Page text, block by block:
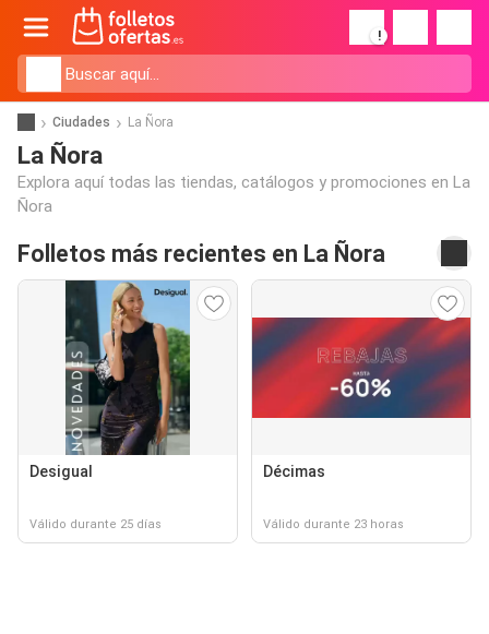
!
Ciudades La Ñora
La Ñora
Explora aquí todas las tiendas, catálogos y promociones en La
Ñora
Folletos más recientes en La Ñora
Desigual
Válido durante 25 días
Décimas
Válido durante 23 horas